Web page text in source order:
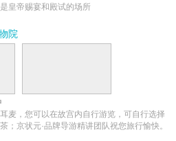
皇帝赐宴和殿试的场所
院
麦，您可以在故宫内自行游览，可自行选择
；京状元·品牌导游精讲团队祝您旅行愉快。